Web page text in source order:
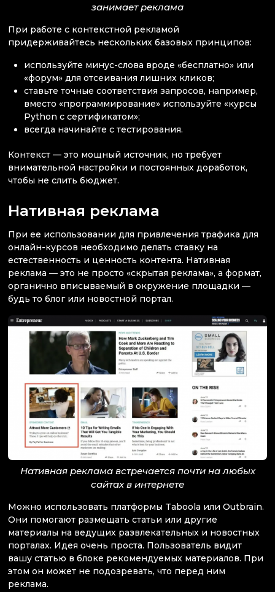
занимает реклама
При работе с контекстной рекламой
придерживайтесь нескольких базовых принципов:
используйте минус-слова вроде «бесплатно» или
«форум» для отсеивания лишних кликов;
ставьте точные соответствия запросов, например,
вместо «программирование» используйте «курсы
Python с сертификатом»;
всегда начинайте с тестирования.
Контекст — это мощный источник, но требует
внимательной настройки и постоянных доработок,
чтобы не слить бюджет.
Нативная реклама
При ее использовании для привлечения трафика для
онлайн-курсов необходимо делать ставку на
естественность и ценность контента. Нативная
реклама — это не просто «скрытая реклама», а формат,
органично вписываемый в окружение площадки —
будь то блог или новостной портал.
Нативная реклама встречается почти на любых
сайтах в интернете
Можно использовать платформы Taboola или Outbrain.
Они помогают размещать статьи или другие
материалы на ведущих развлекательных и новостных
порталах. Идея очень проста. Пользователь видит
вашу статью в блоке рекомендуемых материалов. При
этом он может не подозревать, что перед ним
реклама.